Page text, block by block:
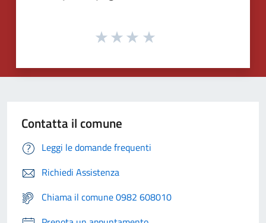
Contatta il comune
Leggi le domande frequenti
Richiedi Assistenza
Chiama il comune 0982 608010